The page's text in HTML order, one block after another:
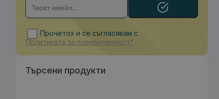
Прочетох и се съгласявам с
Политиката за поверителност*
Търсени продукти